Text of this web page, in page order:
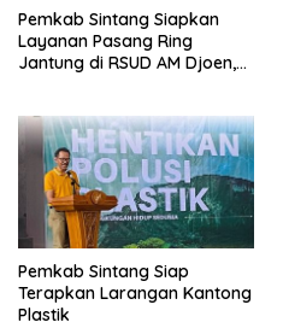
Pemkab Sintang Siapkan
Layanan Pasang Ring
Jantung di RSUD AM Djoen,
Pemkab Sintang Siap
Terapkan Larangan Kantong
Plastik